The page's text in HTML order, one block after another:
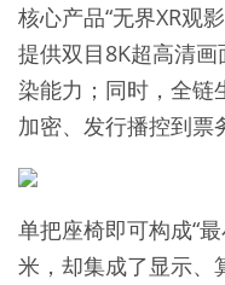
核心产品“无界XR观
提供双目8K超高清
染能力；同时，全链
加密、发行播控到票
单把座椅即可构成“
米，却集成了显示、